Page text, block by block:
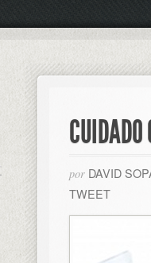
por DAVID
TWEET